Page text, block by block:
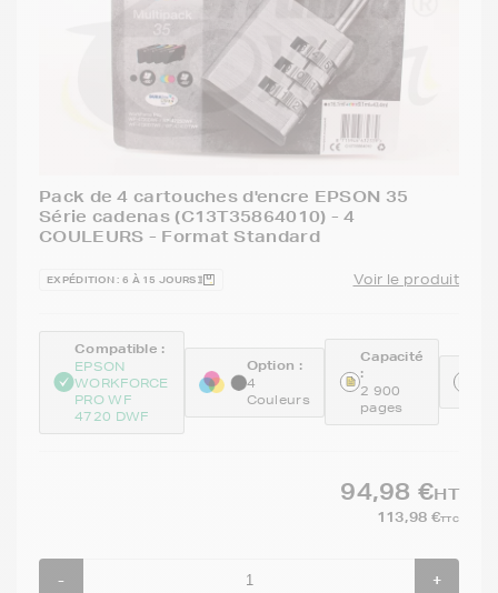
Pack de 4 cartouches d'encre EPSON 35
Série cadenas (C13T35864010) - 4
COULEURS - Format Standard
EXPÉDITION : 6 À 15 JOURS Voir le produit
Compatible :
EPSON
WORKFORCE
PRO WF
4720 DWF
Option :
4
Couleurs
Capacité
:
2 900
pages
94,98 €HT
113,98 €TTC
- +